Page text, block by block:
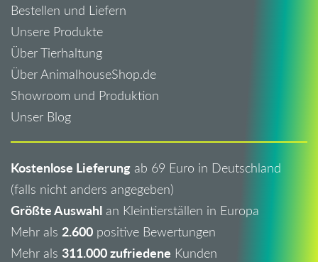
Bestellen und Liefern
Unsere Produkte
Über Tierhaltung
Über AnimalhouseShop.de
Showroom und Produktion
Unser Blog
Kostenlose Lieferung ab 69 Euro in Deutschland
(falls nicht anders angegeben)
Größte Auswahl an Kleintierställen in Europa
Mehr als 2.600 positive Bewertungen
Mehr als 311.000 zufriedene Kunden